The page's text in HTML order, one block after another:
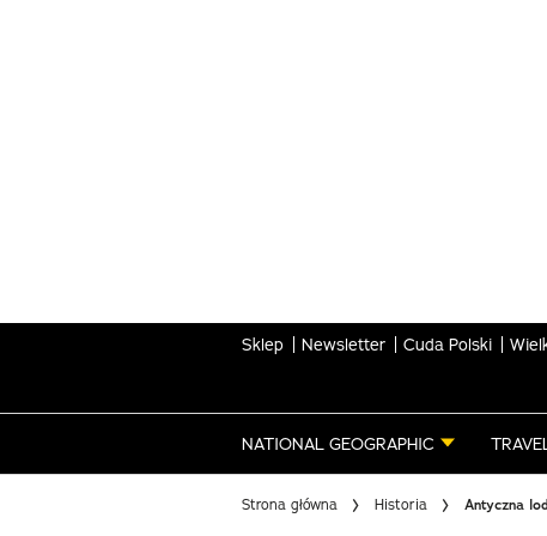
Sklep Newsletter Cuda Polski
NATIONAL GEOGRAPHIC
Strona główna Historia Antyczna